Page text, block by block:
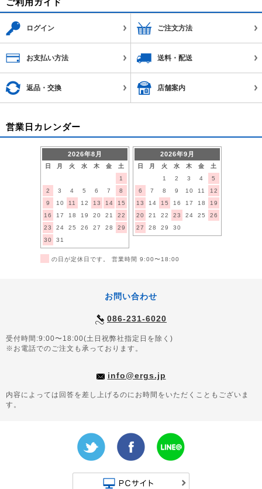
ご利用ガイド
ログイン ご注文方法
お支払い方法 送料・配送
返品・交換 店舗案内
営業日カレンダー
2026年8月
日 月 火 水 木 金
土
1
2
3 4 5 6 7
8
9
10 11 12 13 14
15
16
17 18 19 20 21
22
23
24 25 26 27 28
29
30
31
2026年9月
日 月 火 水 木 金
土
1
2 3 4
5
6
7 8 9 10 11
12
13
14 15 16 17 18
19
20
21 22 23 24 25
26
27
28 29 30
の日が定休日です。 営業時間 9:00〜18:00
お問い合わせ
086-231-6020
受付時間:9:00〜18:00(土日祝弊社指定日を除く)
※お電話でのご注文も承っております。
info@ergs.jp
内容によっては回答を差し上げるのにお時間をいただくこともございま
す。